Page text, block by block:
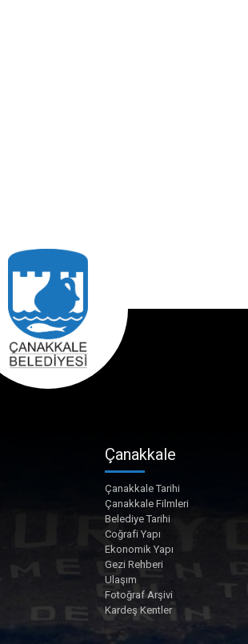
Çanakkale
Çanakkale Tarihi
Çanakkale Filmleri
Belediye Tarihi
Coğrafi Yapı
Ekonomik Yapı
Gezi Rehberi
Ulaşım
Fotoğraf Arşivi
Kardeş Kentler